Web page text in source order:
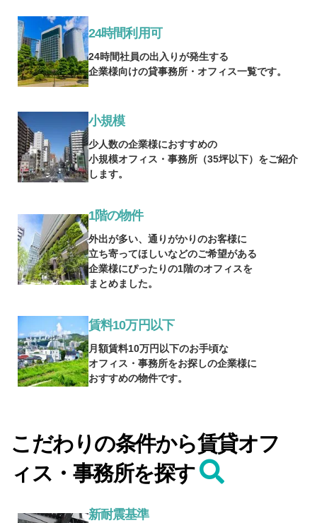
24時間利用可
24時間社員の出入りが発生する
企業様向けの貸事務所・オフィス一覧です。
小規模
少人数の企業様におすすめの
小規模オフィス・事務所（35坪以下）をご紹介
します。
1階の物件
外出が多い、通りがかりのお客様に
立ち寄ってほしいなどのご希望がある
企業様にぴったりの1階のオフィスを
まとめました。
賃料10万円以下
月額賃料10万円以下のお手頃な
オフィス・事務所をお探しの企業様に
おすすめの物件です。
こだわりの条件から賃貸オフ
ィス・事務所を探す
新耐震基準